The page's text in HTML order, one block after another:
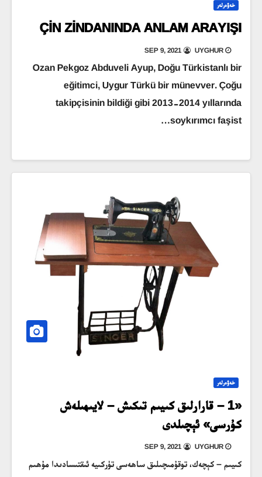
خەۋەرلەر
ÇİN ZİNDANINDA ANLAM ARAYIŞI
SEP 9, 2021 UYGHUR
Ozan Pekgoz Abduveli Ayup, Doğu Türkistanlı bir
eğitimci, Uygur Türkü bir münevver. Çoğu
takipçisinin bildiği gibi 2013-2014 yıllarında
soykırımcı faşist…
خەۋەرلەر
«1 – قارارلىق كىيىم تىكىش – لايىھىلەش
كۇرسى» ئېچىلدى
SEP 9, 2021 UYGHUR
كىيىم – كېچەك، توقۇمىچىلىق ساھەسى تۈركىيە ئىقتىسادىدا مۇھىم